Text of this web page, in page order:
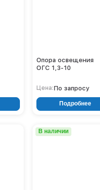
Опора освещения
ОГС 1,3-10
Цена:По запросу
Подробнее
В наличии